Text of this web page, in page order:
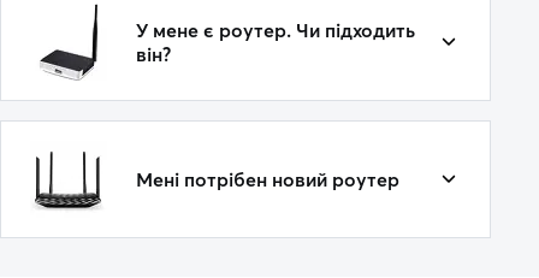
У мене є роутер. Чи підходить
він?
Мені потрібен новий роутер